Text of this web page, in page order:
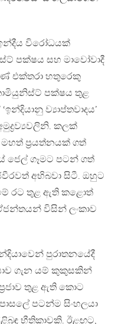
ඉන්දීය විරෝධයක්
පක්ෂය සහ මාවෝවාදී
එක්තරා හතුරෙකු
පක්ෂය තුළ
ව්‍යාප්තවාදය’
කලක්
ප‍්‍රයත්නයක් ගත්
ගෑමට පටන් ගත්
අභිබවා සිටී. ඔහුට
රට තුළ ඇති කළොත්
විසින් ලංකාව
පුරාතනයේදී
ගැන යම් කුකුසකින්
තුළ ඇති කොට
පටන්ම සිංහලයා
භීතිකාවකි. ඊළඟට,